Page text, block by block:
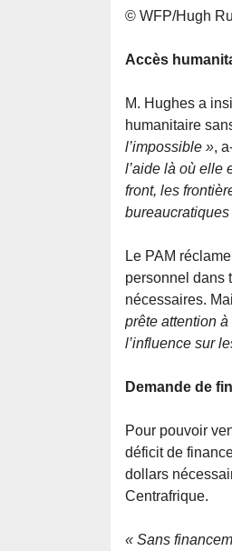
© WFP/Hugh
Accès
M. Hughes a
humanitaire
l’impossible »,
l’aide là où elle
front, les
Le PAM
personnel dans
nécessaires.
prête attention
l’influence sur
Demande de
Pour pouvoir
déficit de
dollars
Centrafrique.
« Sans